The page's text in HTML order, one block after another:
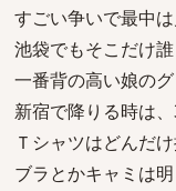
すごい争いで最中
池袋でもそこだけ
一番背の高い娘の
新宿で降りる時は
Ｔシャツはどんだ
ブラとかキャミは明